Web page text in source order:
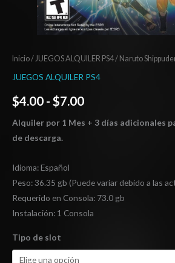
Inicio/ JUEGOS ALQUILER PS4/ Naruto
JUEGOS ALQUILER PS4
$4.00 - $7.00
Alquiler por 1 Mes + 3 días adicionales
de descarga.
Idioma: Español
Peso: 36.35 gb (Puede variar debido a las
Requerido en Consola: 73.0 gb
Instalación: 1 Consola
Tipo de slot